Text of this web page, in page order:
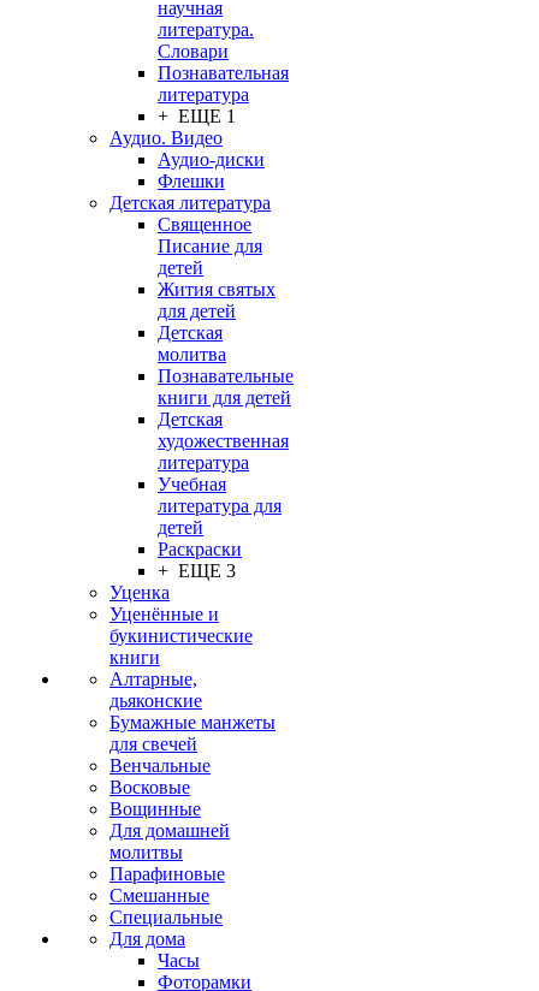
научная
литература.
Словари
Познавательная
литература
+ ЕЩЕ 1
Аудио. Видео
Аудио-диски
Флешки
Детская литература
Священное
Писание для
детей
Жития святых
для детей
Детская
молитва
Познавательные
книги для детей
Детская
художественная
литература
Учебная
литература для
детей
Раскраски
+ ЕЩЕ 3
Уценка
Уценённые и
букинистические
книги
Алтарные,
дьяконские
Бумажные манжеты
для свечей
Венчальные
Восковые
Вощинные
Для домашней
молитвы
Парафиновые
Смешанные
Специальные
Для дома
Часы
Фоторамки